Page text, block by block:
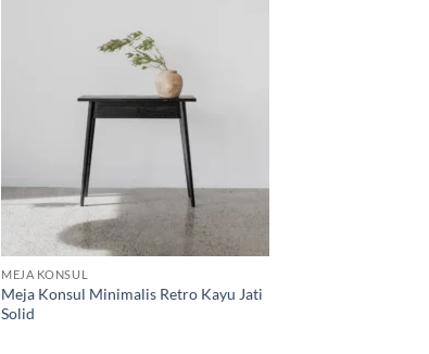
MEJA KONSUL
Meja Konsul Minimalis Retro Kayu Jati
Solid